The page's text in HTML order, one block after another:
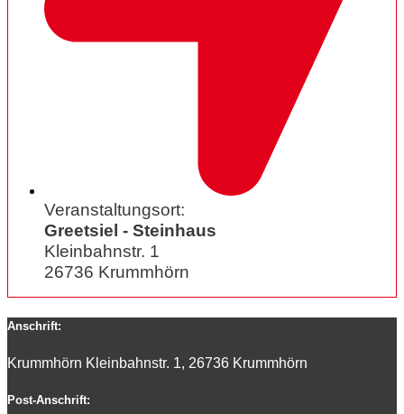
Veranstaltungsort:
Greetsiel - Steinhaus
Kleinbahnstr. 1
26736 Krummhörn
Anschrift:
Krummhörn Kleinbahnstr. 1, 26736 Krummhörn
Post-Anschrift: